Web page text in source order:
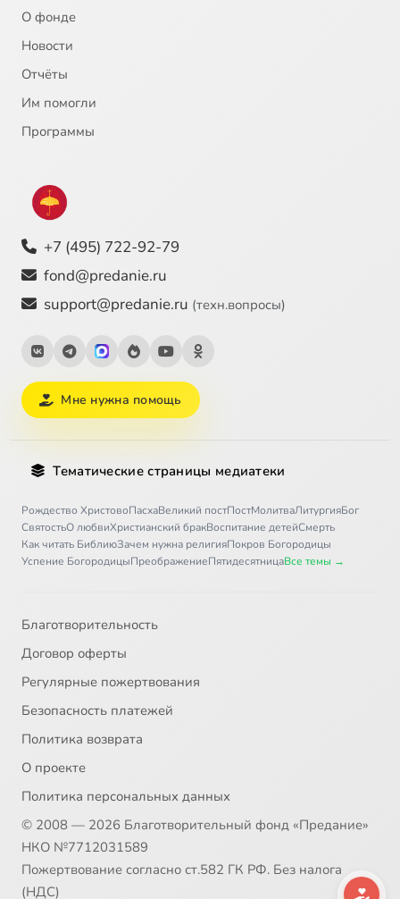
О фонде
Новости
Отчёты
Им помогли
Программы
+7 (495) 722-92-79
fond@predanie.ru
support@predanie.ru (техн.вопросы)
Мне нужна помощь
Тематические страницы медиатеки
Рождество ХристовоПасхаВеликий постПостМолитваЛитургияБог
СвятостьО любвиХристианский бракВоспитание детейСмерть
Как читать БиблиюЗачем нужна религияПокров Богородицы
Успение БогородицыПреображениеПятидесятницаВсе темы →
Благотворительность
Договор оферты
Регулярные пожертвования
Безопасность платежей
Политика возврата
О проекте
Политика персональных данных
© 2008 — 2026 Благотворительный фонд «Предание»
НКО №7712031589
Пожертвование согласно ст.582 ГК РФ. Без налога
(НДС)